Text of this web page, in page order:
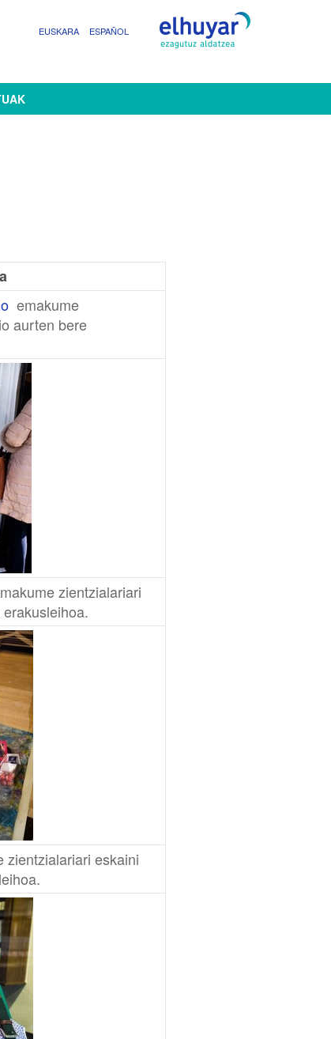
EUSKARA ESPAÑOL
emakume
aurten bere
zientzialariari
zientzialariari eskaini